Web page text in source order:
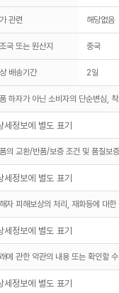
관련 해당없음
국 또는 원산지 중국
배송기간 2일
하자가 아닌 소비자의 단순변심,
세정보에 별도 표기
의 교환/반품/보증 조건 및 품질보
세정보에 별도 표기
자 피해보상의 처리, 재화등에 대
세정보에 별도 표기
에 관한 약관의 내용 또는 확인할
세정보에 별도 표기